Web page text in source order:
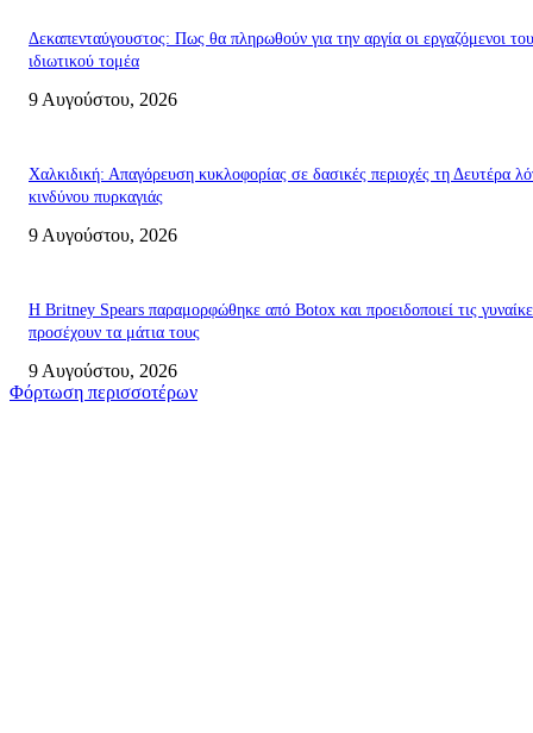
Δεκαπενταύγουστος: Πως θα πληρωθούν για την αργία οι εργαζόμενοι του
ιδιωτικού τομέα
9 Αυγούστου, 2026
Χαλκιδική: Απαγόρευση κυκλοφορίας σε δασικές περιοχές τη Δευτέρα
κινδύνου πυρκαγιάς
9 Αυγούστου, 2026
Η Britney Spears παραμορφώθηκε από Botox και προειδοποιεί τις
προσέχουν τα μάτια τους
9 Αυγούστου, 2026
Φόρτωση περισσοτέρων